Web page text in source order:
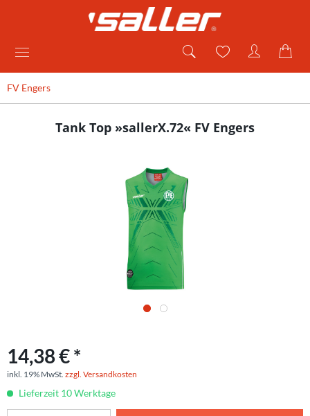
FV Engers
Tank Top »sallerX.72« FV Engers
14,38 € *
inkl. 19% MwSt. zzgl. Versandkosten
Lieferzeit 10 Werktage